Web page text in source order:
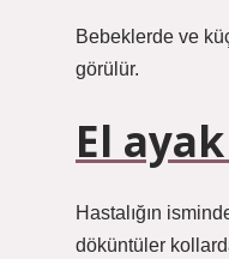
Bebeklerde ve
görülür.
El
Hastalığın
döküntüler